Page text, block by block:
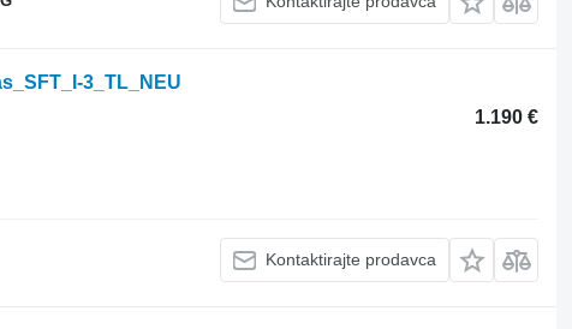
3_TL_NEU
1.190 €
Kontaktirajte prodavca